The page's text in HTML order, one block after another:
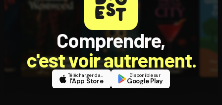
Comprendre,
c'est voir autrement.
Télécharger dans
l'App Store
Disponible sur
Google Play